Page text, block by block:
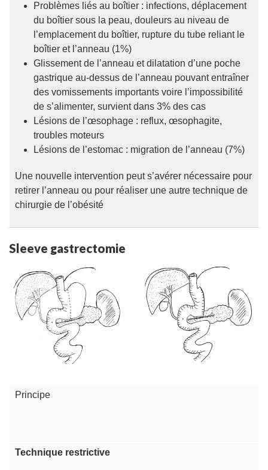
Problèmes liés au boîtier : infections, déplacement
du boîtier sous la peau, douleurs au niveau de
l’emplacement du boîtier, rupture du tube reliant le
boîtier et l’anneau (1%)
Glissement de l’anneau et dilatation d’une poche
gastrique au-dessus de l’anneau pouvant entraîner
des vomissements importants voire l’impossibilité
de s’alimenter, survient dans 3% des cas
Lésions de l’œsophage : reflux, œsophagite,
troubles moteurs
Lésions de l’estomac : migration de l’anneau (7%)
Une nouvelle intervention peut s’avérer nécessaire pour
retirer l’anneau ou pour réaliser une autre technique de
chirurgie de l’obésité
Sleeve gastrectomie
Principe
Technique restrictive